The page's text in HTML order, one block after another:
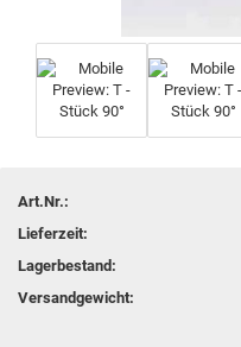
Art.Nr.:
Lieferzeit:
Lagerbestand:
Versandgewicht: